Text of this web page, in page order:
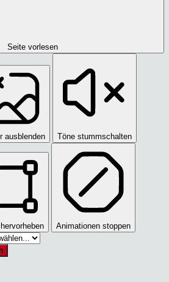
Seite vorlesen
ausblenden Töne stummschalten
Animationen stoppen